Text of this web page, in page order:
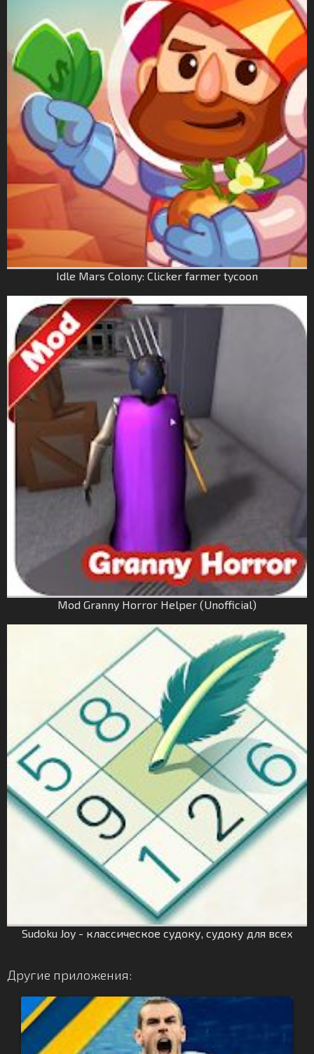
Idle Mars Colony: Clicker farmer tycoon
Mod Granny Horror Helper (Unofficial)
Sudoku Joy - классическое судоку, судоку для всех
Другие приложения: